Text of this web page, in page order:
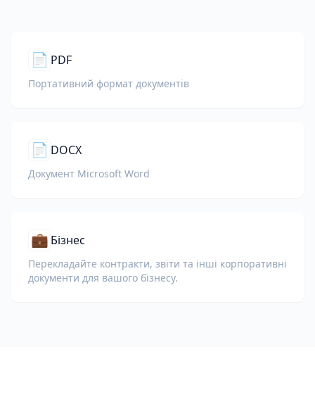
📄 PDF
Портативний формат документів
📄 DOCX
Документ Microsoft Word
💼 Бізнес
Перекладайте контракти, звіти та інші корпоративні
документи для вашого бізнесу.